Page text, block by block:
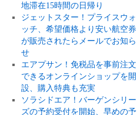
地滞在15時間の日帰り
ジェットスター！プライスウォ
ッチ、希望価格より安い航空券
が販売されたらメールでお知ら
せ
エアプサン！免税品を事前注文
できるオンラインショップを開
設、購入特典も充実
ソラシドエア！バーゲンシリー
ズの予約受付を開始、早めの予